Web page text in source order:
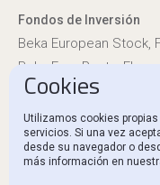
Fondos de Inversión
Beka European Stock,
Beka Euro Renta, FI
Canal Ético y Denuncias
Cookies
Utilizamos cookies
servicios. Si una vez
desde su navegador o
más información en